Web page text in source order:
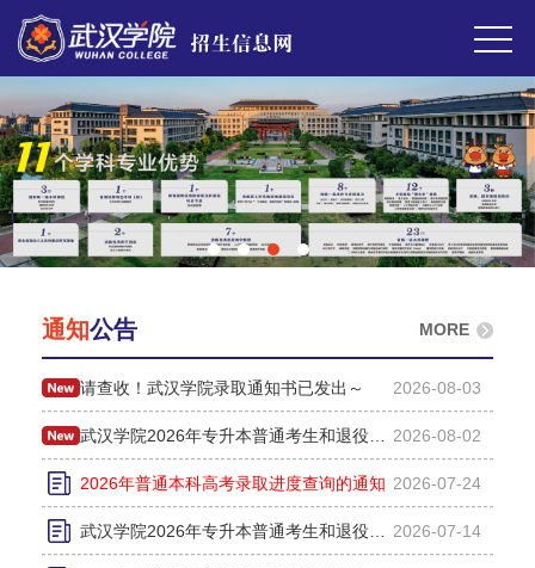
MORE
通知公告
2026-08-03
请查收！武汉学院录取通知书已发出～
2026-08-02
武汉学院2026年专升本普通考生和退役大学生士兵录取通知书EMS...
2026-07-24
2026年普通本科高考录取进度查询的通知
2026-07-14
武汉学院2026年专升本普通考生和退役大学生士兵录取通知书EMS...